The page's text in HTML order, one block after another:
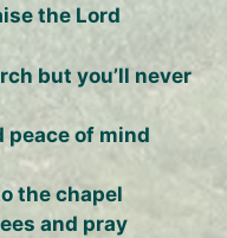
the Lord
but you’ll never
peace of mind
the chapel
and pray